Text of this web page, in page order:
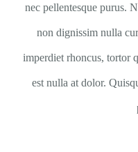
nec pellentesque purus.
non dignissim nulla
imperdiet rhoncus, tortor
est nulla at dolor.